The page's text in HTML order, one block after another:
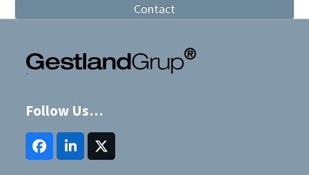
Contact
Follow Us…
FacebookLinkedInTwitter
(deprecated)